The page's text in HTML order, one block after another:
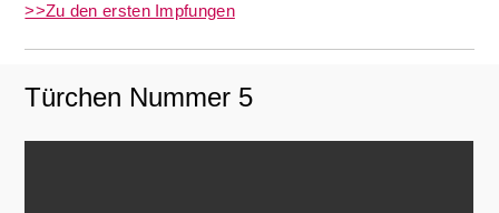
>>Zu den ersten Impfungen
Türchen Nummer 5